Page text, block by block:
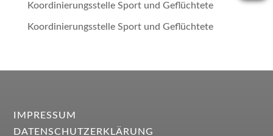
Koordinierungsstelle Sport und Geflüchtete
Koordinierungsstelle Sport und Geflüchtete
IMPRESSUM
DATENSCHUTZERKLÄRUNG